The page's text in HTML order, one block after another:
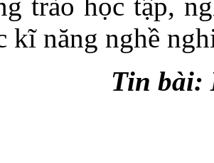
kĩ năng nghề
Tin bài: